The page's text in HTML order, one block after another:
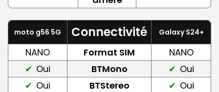
moto g56 5G Connectivité Galaxy S24+
NANO Format SIM
NANO
Oui
BTMono
Oui
Oui
BTStereo
Oui